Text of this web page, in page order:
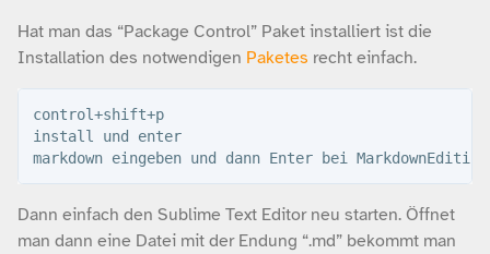
Hat man das “Package Control” Paket installiert ist die
Installation des notwendigen Paketes recht einfach.
control+shift+p
install und enter
Dann einfach den Sublime Text Editor neu starten. Öffnet
man dann eine Datei mit der Endung “.md” bekommt man